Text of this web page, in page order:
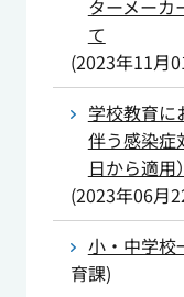
ターメーカ
て
(2023年11月
学校教育に
伴う感染症
日から適用）
(2023年06月
小・中学校
育課)